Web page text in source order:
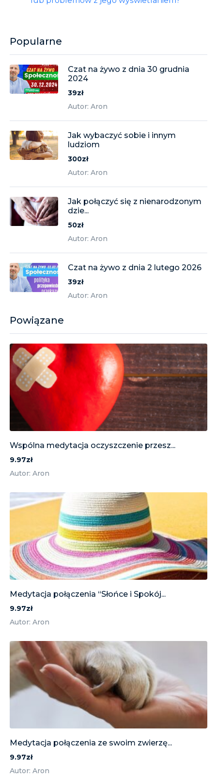
Powiązane
Wspólna medytacja oczyszczenie przesz...
9.97zł
Autor: Aron
Medytacja połączenia “Słońce i Spokój...
9.97zł
Autor: Aron
Medytacja połączenia ze swoim zwierzę...
9.97zł
Autor: Aron
Popularne
Czat na żywo z dnia 30 grudnia
2024
39zł
Autor: Aron
Jak wybaczyć sobie i innym
ludziom
300zł
Autor: Aron
Jak połączyć się z nienarodzonym
dzie...
50zł
Autor: Aron
Czat na żywo z dnia 2 lutego 2026
39zł
Autor: Aron